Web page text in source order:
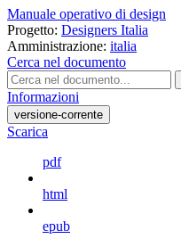
Manuale operativo di design
Progetto: Designers Italia
Amministrazione: italia
Cerca nel documento
Informazioni
versione-corrente
Scarica
pdf
html
epub